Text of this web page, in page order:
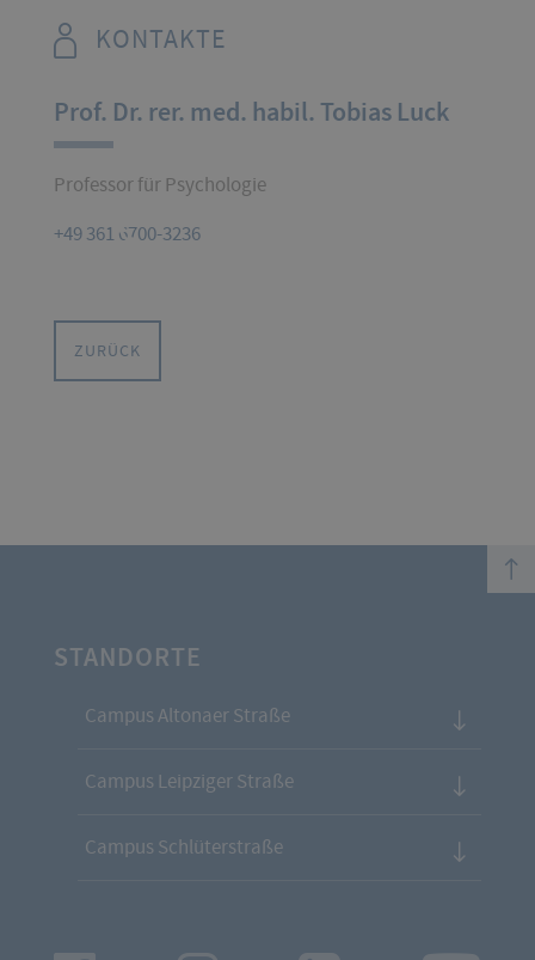
KONTAKTE
Prof. Dr. rer. med. habil. Tobias Luck
Professor für Psychologie
+49 361 6700-3236
ZURÜCK
top
STANDORTE
Campus Altonaer Straße
Campus Leipziger Straße
Campus Schlüterstraße